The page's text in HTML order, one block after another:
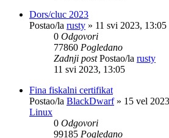
Dors/cluc 2023
Postao/la rusty » 11 svi 2023, 13:05
0 Odgovori
77860 Pogledano
Zadnji postPostao/la rusty
11 svi 2023, 13:05
Fina fiskalni certifikat
Postao/la BlackDwarf» 15 vel
Linux
0 Odgovori
99185 Pogledano